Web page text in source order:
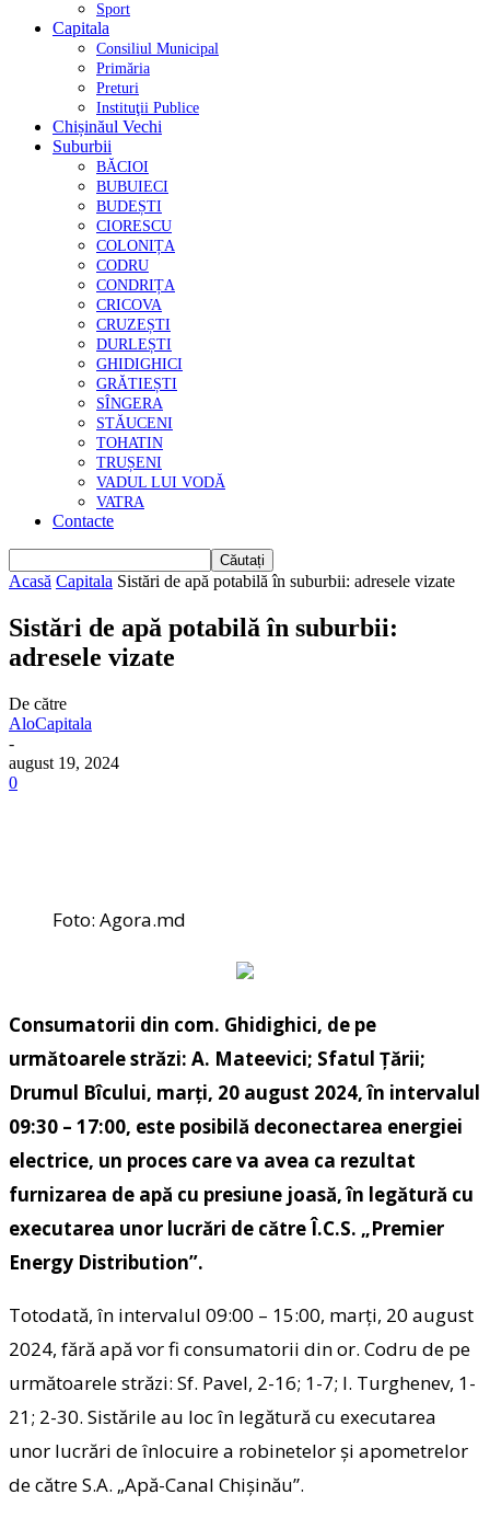
Sport
Capitala
Consiliul Municipal
Primăria
Preturi
Instituţii Publice
Chișinăul Vechi
Suburbii
BĂCIOI
BUBUIECI
BUDEȘTI
CIORESCU
COLONIȚA
CODRU
CONDRIȚA
CRICOVA
CRUZEȘTI
DURLEȘTI
GHIDIGHICI
GRĂTIEȘTI
SÎNGERA
STĂUCENI
TOHATIN
TRUȘENI
VADUL LUI VODĂ
VATRA
Contacte
Acasă Capitala Sistări de apă potabilă în suburbii: adresele vizate
Sistări de apă potabilă în suburbii:
adresele vizate
De către
AloCapitala
-
august 19, 2024
0
Foto: Agora.md
Consumatorii din com. Ghidighici, de pe
următoarele străzi: A. Mateevici; Sfatul Ţării;
Drumul Bîcului, marţi, 20 august 2024, în intervalul
09:30 – 17:00, este posibilă deconectarea energiei
electrice, un proces care va avea ca rezultat
furnizarea de apă cu presiune joasă, în legătură cu
executarea unor lucrări de către Î.C.S. „Premier
Energy Distribution”.
Totodată, în intervalul 09:00 – 15:00, marţi, 20 august
2024, fără apă vor fi consumatorii din or. Codru de pe
următoarele străzi: Sf. Pavel, 2-16; 1-7; I. Turghenev, 1-
21; 2-30. Sistările au loc în legătură cu executarea
unor lucrări de înlocuire a robinetelor şi apometrelor
de către S.A. „Apă-Canal Chişinău”.